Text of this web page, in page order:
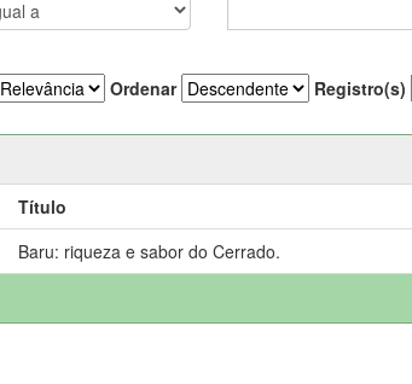
Ordenar Registro(s)
Título
Baru: riqueza e sabor do Cerrado.